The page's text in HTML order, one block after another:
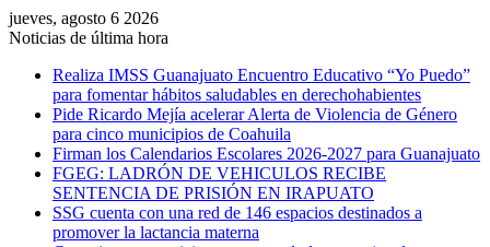
jueves, agosto 6 2026
Noticias de última hora
Realiza IMSS Guanajuato Encuentro Educativo “Yo Puedo”
para fomentar hábitos saludables en derechohabientes
Pide Ricardo Mejía acelerar Alerta de Violencia de Género
para cinco municipios de Coahuila
Firman los Calendarios Escolares 2026-2027 para Guanajuato
FGEG: LADRÓN DE VEHICULOS RECIBE
SENTENCIA DE PRISIÓN EN IRAPUATO
SSG cuenta con una red de 146 espacios destinados a
promover la lactancia materna